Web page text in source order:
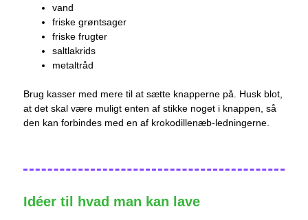
vand
friske grøntsager
friske frugter
saltlakrids
metaltråd
Brug kasser med mere til at sætte knapperne på. Husk blot,
at det skal være muligt enten af stikke noget i knappen, så
den kan forbindes med en af krokodillenæb-ledningerne.
Idéer til hvad man kan lave